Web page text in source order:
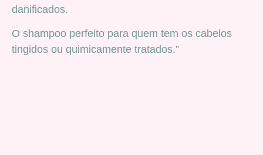
danificados.
O shampoo perfeito para quem tem os cabelos
tingidos ou quimicamente tratados.”